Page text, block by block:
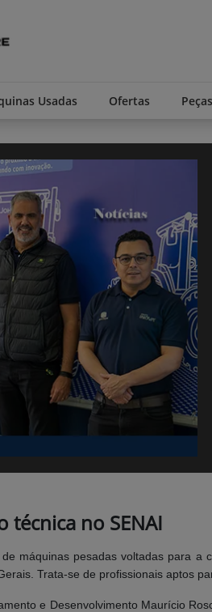
Usadas Ofertas
no SENAI
máquinas pesadas voltadas para
Trata-se de profissionais aptos
e Desenvolvimento Maurício